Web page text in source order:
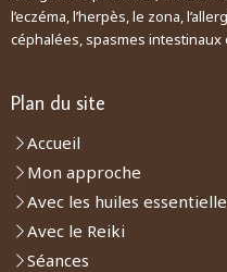
l’eczéma, l’herpès, le zona,
céphalées, spasmes intestinaux
Plan du site
Accueil
Mon approche
Avec les huiles
Avec le Reiki
Séances